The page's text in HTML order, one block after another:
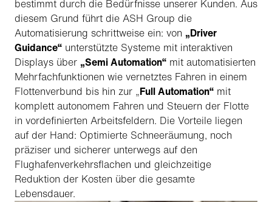
bestimmt durch die Bedürfnisse unserer Kunden. Aus
diesem Grund führt die ASH Group die
Automatisierung schrittweise ein: von „Driver
Guidance“ unterstützte Systeme mit interaktiven
Displays über „Semi Automation“ mit automatisierten
Mehrfachfunktionen wie vernetztes Fahren in einem
Flottenverbund bis hin zur „Full Automation“ mit
komplett autonomem Fahren und Steuern der Flotte
in vordefinierten Arbeitsfeldern. Die Vorteile liegen
auf der Hand: Optimierte Schneeräumung, noch
präziser und sicherer unterwegs auf den
Flughafenverkehrsflachen und gleichzeitige
Reduktion der Kosten über die gesamte
Lebensdauer.